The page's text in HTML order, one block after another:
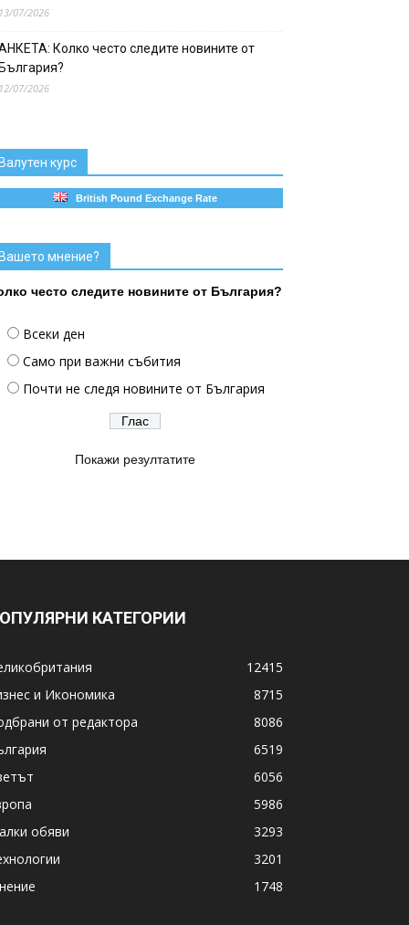
07/2026
Колко често следите новините от
07/2026
курс
British Pound Exchange Rate
мнение?
често следите новините от България?
Всеки ден
Само при важни събития
Почти не следя новините от България
Покажи резултатите
КАТЕГОРИИ
12415
и Икономика
8715
от редактора
8086
6519
6056
5986
обяви
3293
3201
1748